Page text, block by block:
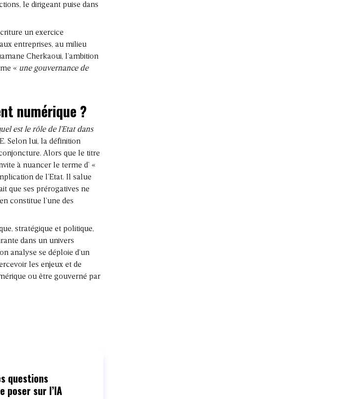
le dirigeant puise dans
un exercice
entreprises, au milieu
Cherkaoui, l’ambition
« une gouvernance de
numérique ?
est le rôle de l’Etat dans
Selon lui, la définition
Alors que le titre
à nuancer le terme d’ «
de l’Etat. Il salue
que ses prérogatives ne
constitue l’une des
stratégique et politique,
dans un univers
analyse se déploie d’un
les enjeux et de
ou être gouverné par
questions
poser sur l’IA